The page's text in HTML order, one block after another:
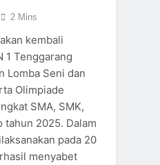
2 Mins
kembali
1 Tenggarang
Lomba Seni dan
Olimpiade
SMA, SMK,
tahun 2025. Dalam
pada 20
menyabet